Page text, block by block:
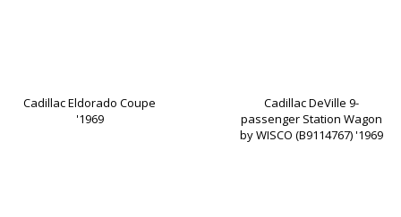
Cadillac Eldorado Coupe
'1969
Cadillac DeVille 9-
passenger Station Wagon
by WISCO (B9114767) '1969